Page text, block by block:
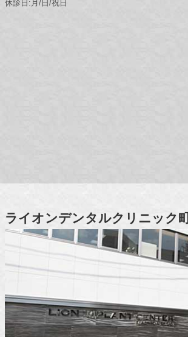
休診日:月/日/祝日
ライオンデンタルクリニック